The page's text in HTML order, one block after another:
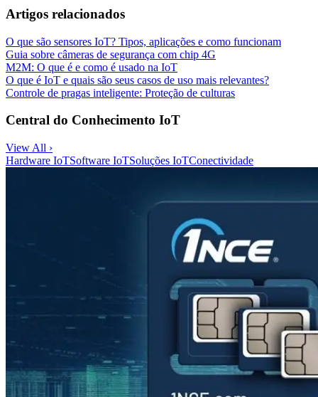
Artigos relacionados
O que são sensores IoT? Tipos, aplicações e como funcionam
Guia sobre câmeras de segurança com chip 4G
M2M: O que é e como é usado na IoT
O que é IoT e quais são seus casos de uso mais relevantes?
Controle de pragas inteligente: Proteção de culturas
Central do Conhecimento IoT
View All ›
Hardware IoTSoftware IoTSoluções IoTConectividade